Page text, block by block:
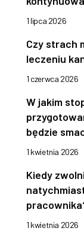
1 lipca 2026
Czy strach
leczeniu
1 czerwca 2026
W jakim
będzie
1 kwietnia 2026
Kiedy
1 kwietnia 2026